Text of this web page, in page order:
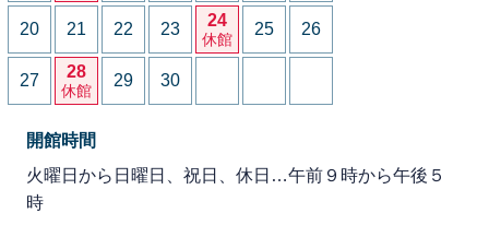
20 21 22 23 24
休館
25 26
27 28
休館
29 30
開館時間
火曜日から日曜日、祝日、休日…午前９時から午後５
時